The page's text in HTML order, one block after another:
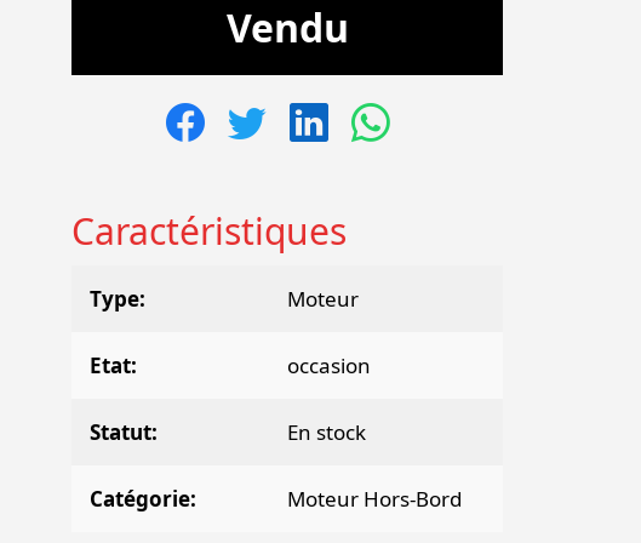
Vendu
Caractéristiques
Type Moteur
Etat occasion
Statut En stock
Catégorie Moteur Hors-Bord